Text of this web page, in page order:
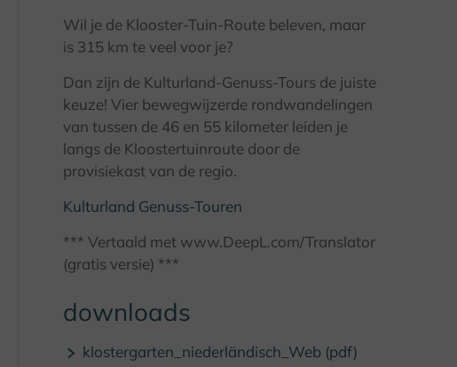
© I. Jansen, Kulturland Kreis Höxter
Wil je de Klooster-Tuin-Route beleven, maar
is 315 km te veel voor je?
Dan zijn de Kulturland-Genuss-Tours de juiste
keuze! Vier bewegwijzerde rondwandelingen
van tussen de 46 en 55 kilometer leiden je
langs de Kloostertuinroute door de
provisiekast van de regio.
Kulturland Genuss-Touren
*** Vertaald met www.DeepL.com/Translator
(gratis versie) ***
downloads
klostergarten_niederländisch_Web (pdf)